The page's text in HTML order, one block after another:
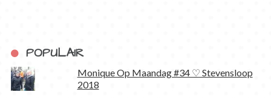
POPULAIR
Monique Op Maandag #34 ♡ Stevensloop
2018